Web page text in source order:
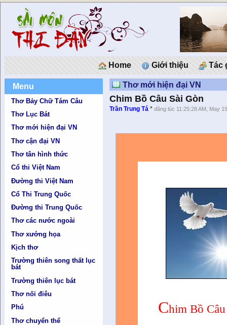
Home Giới thiệu Tác
Menu
Thơ Bảy Chữ Tám Câu
Thơ Lục Bát
Thơ mới hiện đại VN
Thơ cận đại VN
Thơ tân hình thức
Cổ thi Việt Nam
Đường thi Việt Nam
Cổ Thi Trung Quốc
Đường thi Trung Quốc
Thơ các nước ngoài
Thơ xướng họa
Kịch thơ
Trường thiên song thất lục
bát
Trường thiên lục bát
Thơ nối điêu
Phú
Thơ chuyển thể
Thơ mới hiện đại VN
Chim Bồ Câu Sài Gòn
Trần Trung Tá *đăng lúc 11:25:28 AM, May
Chim Bồ